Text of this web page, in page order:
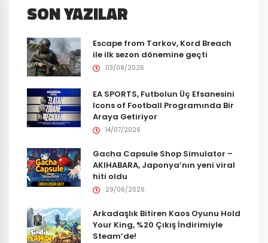
SON YAZILAR
Escape from Tarkov, Kord Breach
ile ilk sezon dönemine geçti
03/08/2026
EA SPORTS, Futbolun Üç Efsanesini
Icons of Football Programında Bir
Araya Getiriyor
14/07/2026
Gacha Capsule Shop Simulator –
AKIHABARA, Japonya’nın yeni viral
hiti oldu
29/06/2026
Arkadaşlık Bitiren Kaos Oyunu Hold
Your King, %20 Çıkış İndirimiyle
Steam’de!